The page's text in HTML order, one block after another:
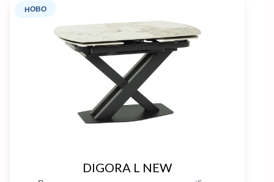
НОВО
DIGORA L NEW